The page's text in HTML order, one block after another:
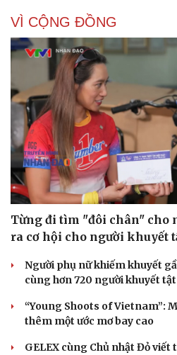
Cải chính
VÌ CỘNG ĐỒNG
Từng đi tìm "đôi chân" cho
ra cơ hội cho người khuyết
Người phụ nữ khiếm khuyết
cùng hơn 720 người khuyết tật
“Young Shoots of Vietnam”:
thêm một ước mơ bay cao
GELEX cùng Chủ nhật Đỏ